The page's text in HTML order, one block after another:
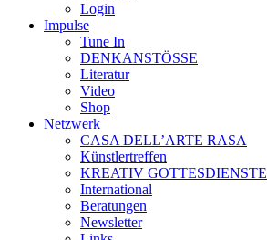
Login
Impulse
Tune In
DENKANSTÖSSE
Literatur
Video
Shop
Netzwerk
CASA DELL’ARTE RASA
Künstlertreffen
KREATIV GOTTESDIENSTE
International
Beratungen
Newsletter